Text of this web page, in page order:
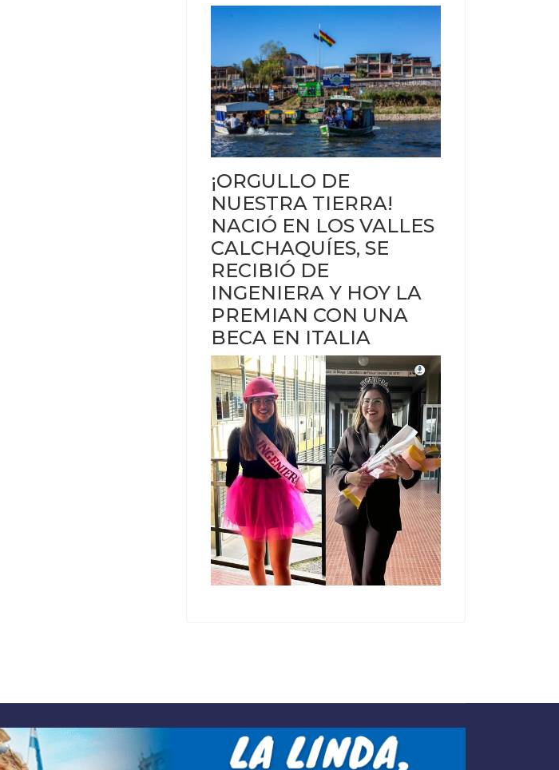
¡ORGULLO DE
NUESTRA TIERRA!
NACIÓ EN LOS VALLES
CALCHAQUÍES, SE
RECIBIÓ DE
INGENIERA Y HOY LA
PREMIAN CON UNA
BECA EN ITALIA